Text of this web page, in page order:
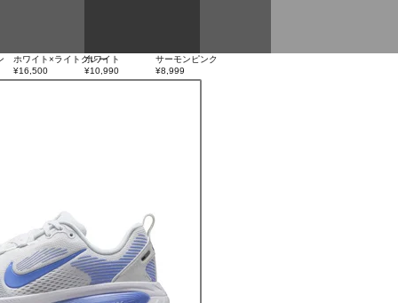
ホワイト×ライトグレー
¥16,500
ホワイト
¥10,990
サーモンピンク
¥8,999